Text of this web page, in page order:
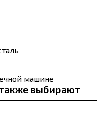
машине
выбирают